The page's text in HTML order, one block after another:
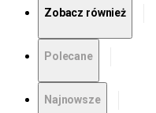
Zobacz również
Polecane
Najnowsze